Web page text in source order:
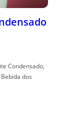
Condensado,
dos